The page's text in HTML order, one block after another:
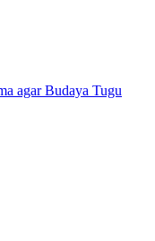
agar Budaya Tugu